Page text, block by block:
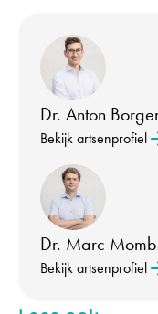
Dr. Anton
Bekijk artsenprofiel
Dr. Marc
Bekijk artsenprofiel